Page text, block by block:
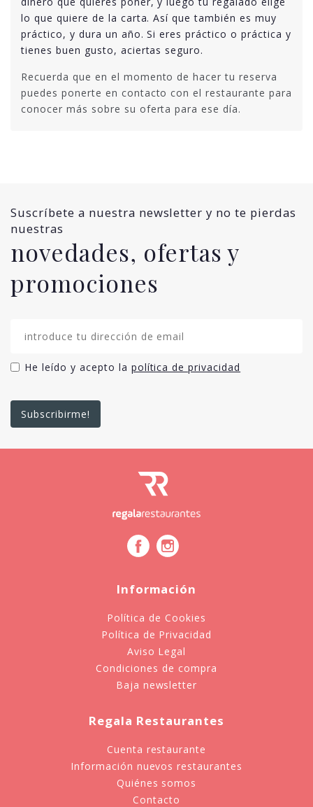
lo que quiere de la carta. Así que también es muy
práctico, y dura un año. Si eres práctico o práctica y
tienes buen gusto, aciertas seguro.
Recuerda que en el momento de hacer tu reserva
puedes ponerte en contacto con el restaurante para
conocer más sobre su oferta para ese día.
Suscríbete a nuestra newsletter y no te pierdas
nuestras
novedades, ofertas y
promociones
He leído y acepto la política de privacidad
Información
Política de Cookies
Política de Privacidad
Aviso Legal
Condiciones de compra
Baja newsletter
Regala Restaurantes
Cuenta restaurante
Información nuevos restaurantes
Quiénes somos
Contacto